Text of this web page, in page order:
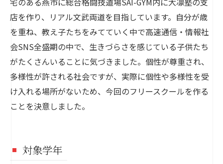
店を作り、リアル文武両道を目指しています。自分が歳
を重ね、教え子たちをみてていく中で高速通信・情報社
会SNS全盛期の中で、生きづらさを感じている子供たち
がたくさんいることに気づきました。個性が尊重され、
多様性が許される社会ですが、実際に個性や多様性を受
け入れる場所がないため、今回のフリースクールを作る
ことを決意しました。
対象学年